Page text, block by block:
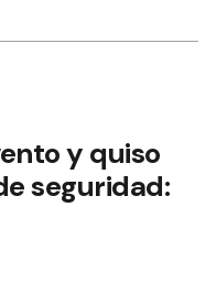
y quiso
seguridad: